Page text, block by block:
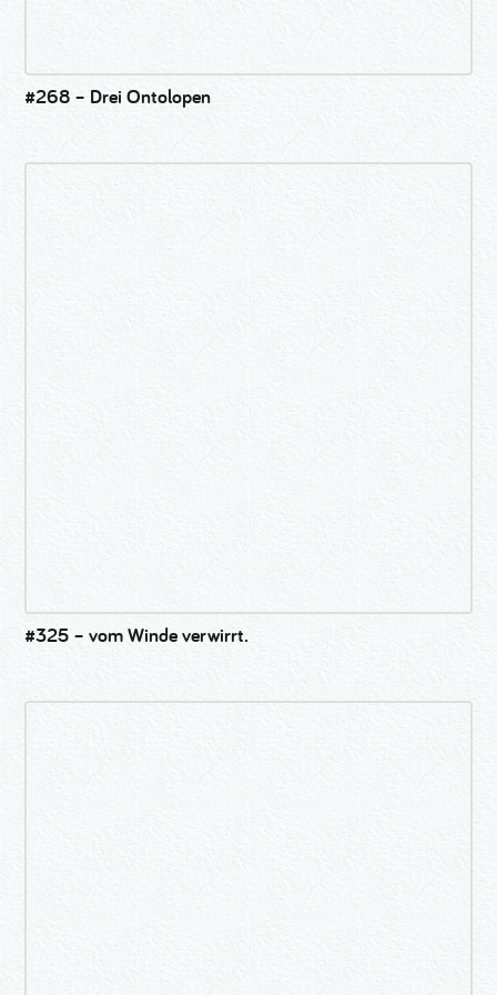
#268 – Drei Ontolopen
#325 – vom Winde verwirrt.